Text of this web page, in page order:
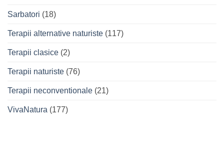
Sarbatori (18)
Terapii alternative naturiste (117)
Terapii clasice (2)
Terapii naturiste (76)
Terapii neconventionale (21)
VivaNatura (177)